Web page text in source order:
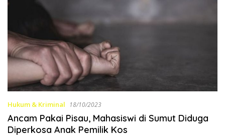
Hukum & Kriminal 18/10/2023
Ancam Pakai Pisau, Mahasiswi di Sumut Diduga
Diperkosa Anak Pemilik Kos